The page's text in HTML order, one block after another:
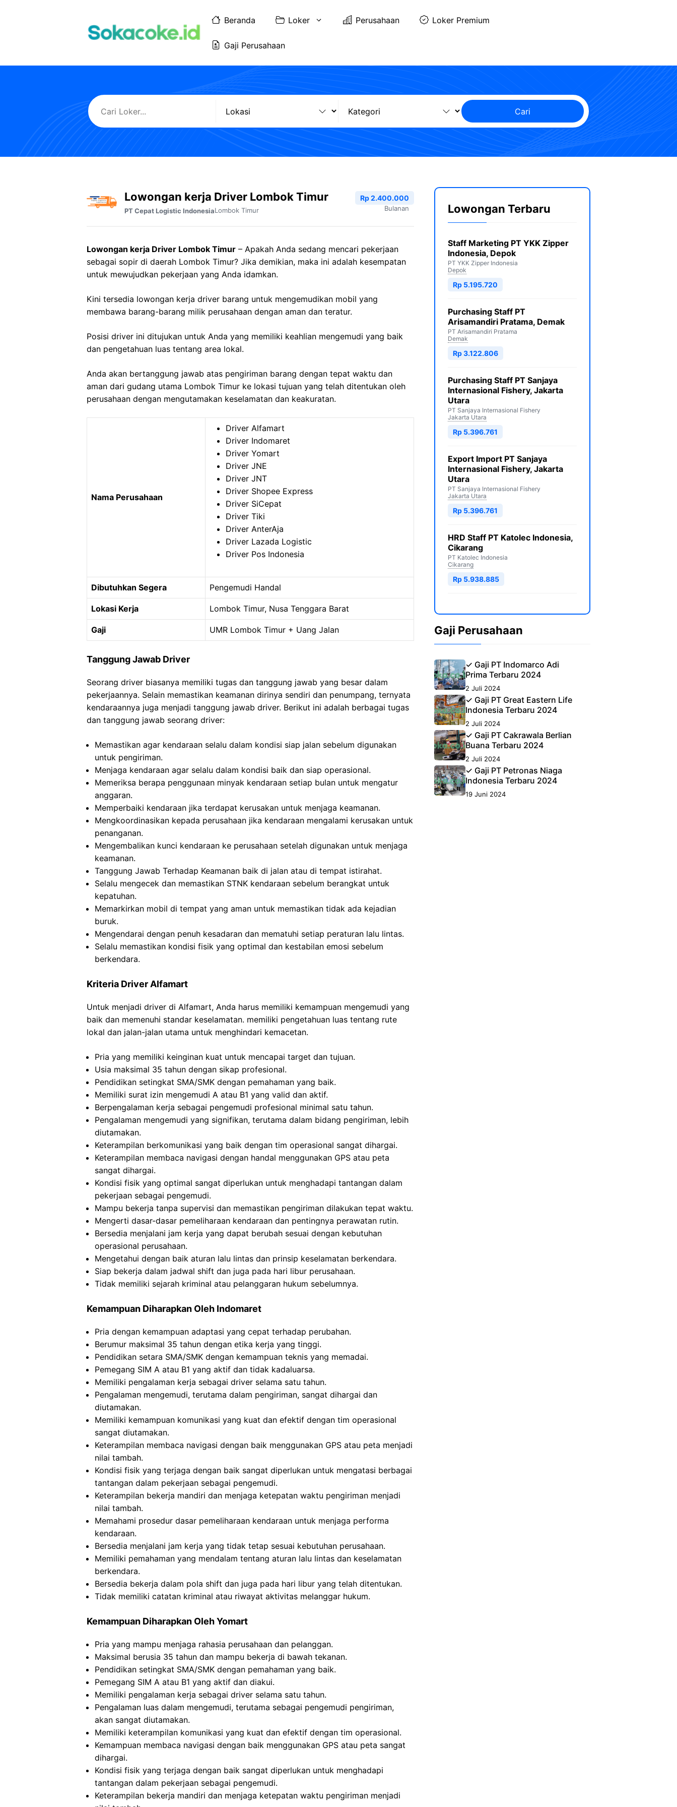
Beranda Loker Perusahaan Loker Premium
Gaji Perusahaan
Cari
Lowongan kerja Driver Lombok Timur
PT Cepat Logistic IndonesiaLombok Timur
Rp 2.400.000
Bulanan
Lowongan kerja Driver Lombok Timur – Apakah Anda sedang mencari pekerjaan
sebagai sopir di daerah Lombok Timur? Jika demikian, maka ini adalah kesempatan
untuk mewujudkan pekerjaan yang Anda idamkan.
Kini tersedia lowongan kerja driver barang untuk mengemudikan mobil yang
membawa barang-barang milik perusahaan dengan aman dan teratur.
Posisi driver ini ditujukan untuk Anda yang memiliki keahlian mengemudi yang baik
dan pengetahuan luas tentang area lokal.
Anda akan bertanggung jawab atas pengiriman barang dengan tepat waktu dan
aman dari gudang utama Lombok Timur ke lokasi tujuan yang telah ditentukan oleh
perusahaan dengan mengutamakan keselamatan dan keakuratan.
Nama Perusahaan
Driver Alfamart
Driver Indomaret
Driver Yomart
Driver JNE
Driver JNT
Driver Shopee Express
Driver SiCepat
Driver Tiki
Driver AnterAja
Driver Lazada Logistic
Driver Pos Indonesia
Dibutuhkan Segera Pengemudi Handal
Lokasi Kerja Lombok Timur, Nusa Tenggara Barat
Gaji UMR Lombok Timur + Uang Jalan
Tanggung Jawab Driver
Seorang driver biasanya memiliki tugas dan tanggung jawab yang besar dalam
pekerjaannya. Selain memastikan keamanan dirinya sendiri dan penumpang, ternyata
kendaraannya juga menjadi tanggung jawab driver. Berikut ini adalah berbagai tugas
dan tanggung jawab seorang driver:
Memastikan agar kendaraan selalu dalam kondisi siap jalan sebelum digunakan
untuk pengiriman.
Menjaga kendaraan agar selalu dalam kondisi baik dan siap operasional.
Memeriksa berapa penggunaan minyak kendaraan setiap bulan untuk mengatur
anggaran.
Memperbaiki kendaraan jika terdapat kerusakan untuk menjaga keamanan.
Mengkoordinasikan kepada perusahaan jika kendaraan mengalami kerusakan untuk
penanganan.
Mengembalikan kunci kendaraan ke perusahaan setelah digunakan untuk menjaga
keamanan.
Tanggung Jawab Terhadap Keamanan baik di jalan atau di tempat istirahat.
Selalu mengecek dan memastikan STNK kendaraan sebelum berangkat untuk
kepatuhan.
Memarkirkan mobil di tempat yang aman untuk memastikan tidak ada kejadian
buruk.
Mengendarai dengan penuh kesadaran dan mematuhi setiap peraturan lalu lintas.
Selalu memastikan kondisi fisik yang optimal dan kestabilan emosi sebelum
berkendara.
Kriteria Driver Alfamart
Untuk menjadi driver di Alfamart, Anda harus memiliki kemampuan mengemudi yang
baik dan memenuhi standar keselamatan. memiliki pengetahuan luas tentang rute
lokal dan jalan-jalan utama untuk menghindari kemacetan.
Pria yang memiliki keinginan kuat untuk mencapai target dan tujuan.
Usia maksimal 35 tahun dengan sikap profesional.
Pendidikan setingkat SMA/SMK dengan pemahaman yang baik.
Memiliki surat izin mengemudi A atau B1 yang valid dan aktif.
Berpengalaman kerja sebagai pengemudi profesional minimal satu tahun.
Pengalaman mengemudi yang signifikan, terutama dalam bidang pengiriman, lebih
diutamakan.
Keterampilan berkomunikasi yang baik dengan tim operasional sangat dihargai.
Keterampilan membaca navigasi dengan handal menggunakan GPS atau peta
sangat dihargai.
Kondisi fisik yang optimal sangat diperlukan untuk menghadapi tantangan dalam
pekerjaan sebagai pengemudi.
Mampu bekerja tanpa supervisi dan memastikan pengiriman dilakukan tepat waktu.
Mengerti dasar-dasar pemeliharaan kendaraan dan pentingnya perawatan rutin.
Bersedia menjalani jam kerja yang dapat berubah sesuai dengan kebutuhan
operasional perusahaan.
Mengetahui dengan baik aturan lalu lintas dan prinsip keselamatan berkendara.
Siap bekerja dalam jadwal shift dan juga pada hari libur perusahaan.
Tidak memiliki sejarah kriminal atau pelanggaran hukum sebelumnya.
Kemampuan Diharapkan Oleh Indomaret
Pria dengan kemampuan adaptasi yang cepat terhadap perubahan.
Berumur maksimal 35 tahun dengan etika kerja yang tinggi.
Pendidikan setara SMA/SMK dengan kemampuan teknis yang memadai.
Pemegang SIM A atau B1 yang aktif dan tidak kadaluarsa.
Memiliki pengalaman kerja sebagai driver selama satu tahun.
Pengalaman mengemudi, terutama dalam pengiriman, sangat dihargai dan
diutamakan.
Memiliki kemampuan komunikasi yang kuat dan efektif dengan tim operasional
sangat diutamakan.
Keterampilan membaca navigasi dengan baik menggunakan GPS atau peta menjadi
nilai tambah.
Kondisi fisik yang terjaga dengan baik sangat diperlukan untuk mengatasi berbagai
tantangan dalam pekerjaan sebagai pengemudi.
Keterampilan bekerja mandiri dan menjaga ketepatan waktu pengiriman menjadi
nilai tambah.
Memahami prosedur dasar pemeliharaan kendaraan untuk menjaga performa
kendaraan.
Bersedia menjalani jam kerja yang tidak tetap sesuai kebutuhan perusahaan.
Memiliki pemahaman yang mendalam tentang aturan lalu lintas dan keselamatan
berkendara.
Bersedia bekerja dalam pola shift dan juga pada hari libur yang telah ditentukan.
Tidak memiliki catatan kriminal atau riwayat aktivitas melanggar hukum.
Kemampuan Diharapkan Oleh Yomart
Pria yang mampu menjaga rahasia perusahaan dan pelanggan.
Maksimal berusia 35 tahun dan mampu bekerja di bawah tekanan.
Pendidikan setingkat SMA/SMK dengan pemahaman yang baik.
Pemegang SIM A atau B1 yang aktif dan diakui.
Memiliki pengalaman kerja sebagai driver selama satu tahun.
Pengalaman luas dalam mengemudi, terutama sebagai pengemudi pengiriman,
akan sangat diutamakan.
Memiliki keterampilan komunikasi yang kuat dan efektif dengan tim operasional.
Kemampuan membaca navigasi dengan baik menggunakan GPS atau peta sangat
dihargai.
Kondisi fisik yang terjaga dengan baik sangat diperlukan untuk menghadapi
tantangan dalam pekerjaan sebagai pengemudi.
Keterampilan bekerja mandiri dan menjaga ketepatan waktu pengiriman menjadi
Lowongan Terbaru
Staff Marketing PT YKK Zipper
Indonesia, Depok
PT YKK Zipper Indonesia
Depok
Rp 5.195.720
Purchasing Staff PT
Arisamandiri Pratama, Demak
PT Arisamandiri Pratama
Demak
Rp 3.122.806
Purchasing Staff PT Sanjaya
Internasional Fishery, Jakarta
Utara
PT Sanjaya Internasional Fishery
Jakarta Utara
Rp 5.396.761
Export Import PT Sanjaya
Internasional Fishery, Jakarta
Utara
PT Sanjaya Internasional Fishery
Jakarta Utara
Rp 5.396.761
HRD Staff PT Katolec Indonesia,
Cikarang
PT Katolec Indonesia
Cikarang
Rp 5.938.885
Gaji Perusahaan
✓ Gaji PT Indomarco Adi
Prima Terbaru 2024
2 Juli 2024
✓ Gaji PT Great Eastern Life
Indonesia Terbaru 2024
2 Juli 2024
✓ Gaji PT Cakrawala Berlian
Buana Terbaru 2024
2 Juli 2024
✓ Gaji PT Petronas Niaga
Indonesia Terbaru 2024
19 Juni 2024